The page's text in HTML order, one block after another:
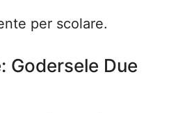
per scolare.
Godersele Due